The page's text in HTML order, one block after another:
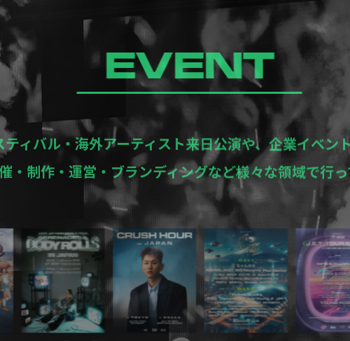
EVENT
ティバル・海外アーティスト来日公演や、企業イベン
・制作・運営・ブランディングなど様々な領域で行っ